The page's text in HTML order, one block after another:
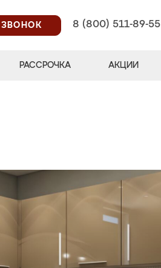
8 (800) 511-89-55
РАССРОЧКА АКЦИИ